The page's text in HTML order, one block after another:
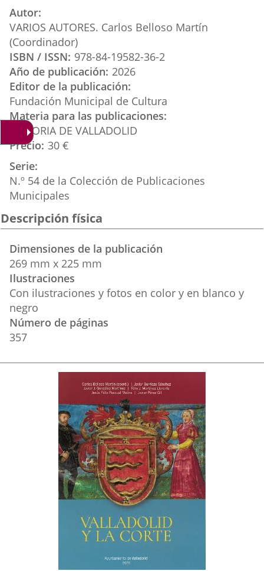
externa.externa.
Autor
VARIOS AUTORES. Carlos Belloso Martín
(Coordinador)
ISBN / ISSN 978-84-19582-36-2
Año de publicación 2026
Editor de la publicación
Fundación Municipal de Cultura
Materia para las publicaciones
HISTORIA DE VALLADOLID
Precio 30 €
Serie
N.º 54 de la Colección de Publicaciones
Municipales
Descripción física
Dimensiones de la publicación
269 mm x 225 mm
Ilustraciones
Con ilustraciones y fotos en color y en blanco y
negro
Número de páginas
357